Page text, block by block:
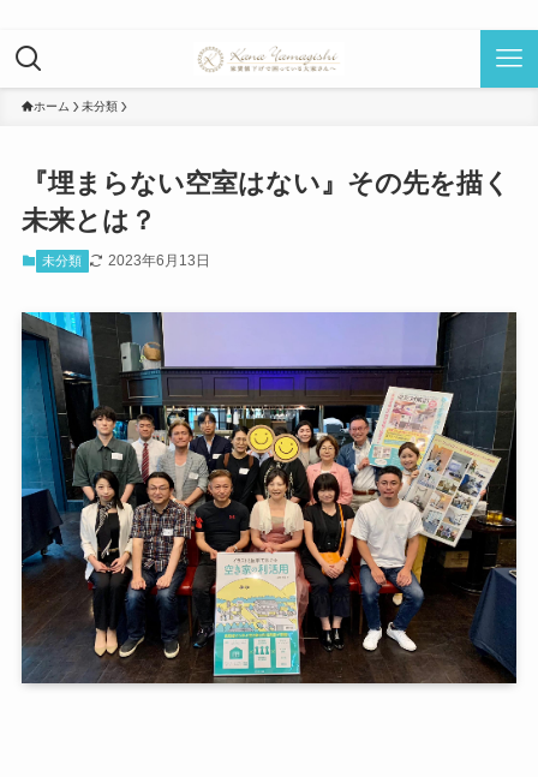
ホーム 未分類
『埋まらない空室はない』その先を描く
未来とは？
未分類 2023年6月13日